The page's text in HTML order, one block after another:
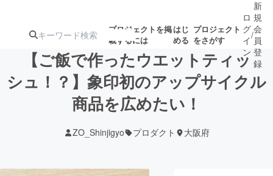
プロジェクトを掲
載するには
はじ
める
プロジェクト
をさがす
注目のリ 注目の新着プロ
ジェクト
募集終了が近いプ
ロ
グ
イ
ン
/
新
規
会
員
登
録
【ご飯で作ったウエットティッ
シュ！？】象印初のアップサイクル
商品を広めたい！
ZO_Shinjigyo プロダクト 大阪府